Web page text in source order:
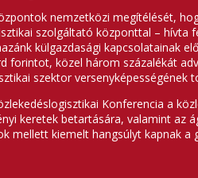
nemzetközi megítélését,
szolgáltató központtal – hívta
külgazdasági kapcsolatainak
forintot, közel három százalékát
szektor versenyképességének
Konferencia a
keretek betartására, valamint
mellett kiemelt hangsúlyt kapnak